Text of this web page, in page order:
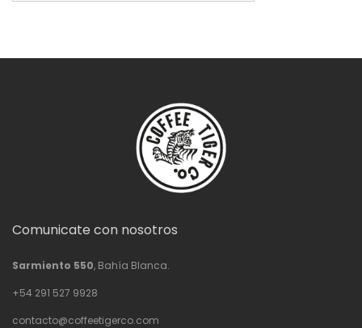
Comunicate con nosotros
Sarmiento 550, Bahía Blanca.
+54 291 527 9928
contacto@coffeetigerco.com